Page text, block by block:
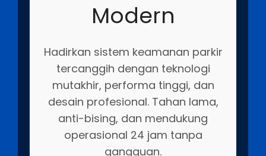
Modern
Hadirkan sistem keamanan parkir
tercanggih dengan teknologi
mutakhir, performa tinggi, dan
desain profesional. Tahan lama,
anti-bising, dan mendukung
operasional 24 jam tanpa
gangguan.